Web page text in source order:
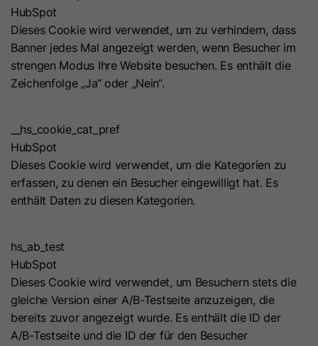
HubSpot
Dieses Cookie wird verwendet, um zu verhindern, dass
Banner jedes Mal angezeigt werden, wenn Besucher im
strengen Modus Ihre Website besuchen. Es enthält die
Zeichenfolge „Ja“ oder „Nein“.
__hs_cookie_cat_pref
HubSpot
Dieses Cookie wird verwendet, um die Kategorien zu
erfassen, zu denen ein Besucher eingewilligt hat. Es
enthält Daten zu diesen Kategorien.
hs_ab_test
HubSpot
Dieses Cookie wird verwendet, um Besuchern stets die
gleiche Version einer A/B-Testseite anzuzeigen, die
bereits zuvor angezeigt wurde. Es enthält die ID der
A/B-Testseite und die ID der für den Besucher